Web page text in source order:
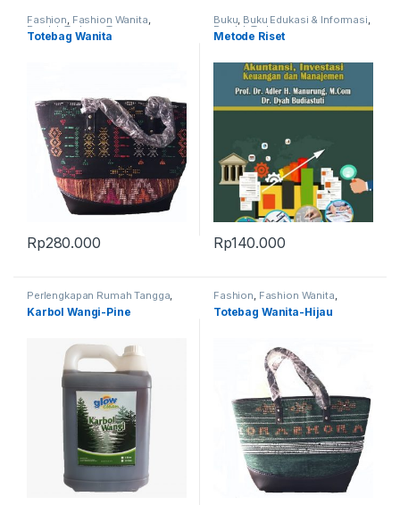
Fashion, Fashion Wanita,
Produk Terbaru,Tas
Totebag Wanita
Rp280.000
Buku, Buku Edukasi & Informasi,
Produk Terbaru
Metode Riset
Rp140.000
Perlengkapan Rumah Tangga,
Produk Terbaru
Karbol Wangi-Pine
Fashion, Fashion Wanita,
Produk Terbaru, Tas
Totebag Wanita-Hijau